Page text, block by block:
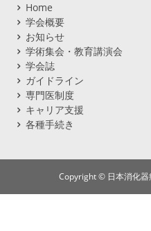
Home
学会概要
お知らせ
学術集会・教育講演会
学会誌
ガイドライン
専門医制度
キャリア支援
各種手続き
Copyright © 日本消化器